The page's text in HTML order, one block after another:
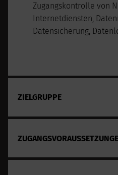
Zugangskontrolle von
Internetdiensten,
Datensicherung,
ZIELGRUPPE